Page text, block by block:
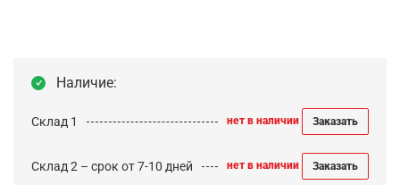
Наличие:
Склад 1 нет в наличии Заказать
Склад 2 – срок от 7-10 дней нет в наличии Заказать